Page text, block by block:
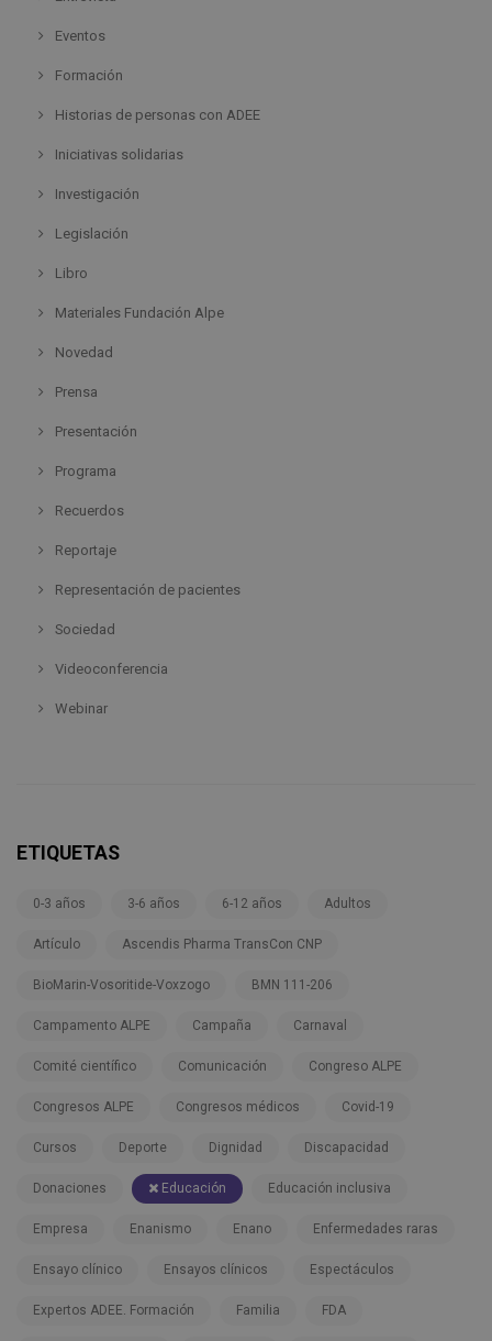
Eventos
Formación
Historias de personas con ADEE
Iniciativas solidarias
Investigación
Legislación
Libro
Materiales Fundación Alpe
Novedad
Prensa
Presentación
Programa
Recuerdos
Reportaje
Representación de pacientes
Sociedad
Videoconferencia
Webinar
ETIQUETAS
0-3 años 3-6 años 6-12 años Adultos
Artículo Ascendis Pharma TransCon CNP
BioMarin-Vosoritide-Voxzogo BMN 111-206
Campamento ALPE Campaña Carnaval
Comité científico Comunicación Congreso ALPE
Congresos ALPE Congresos médicos Covid-19
Cursos Deporte Dignidad Discapacidad
Donaciones Educación Educación inclusiva
Empresa Enanismo Enano Enfermedades raras
Ensayo clínico Ensayos clínicos Espectáculos
Expertos ADEE. Formación Familia FDA